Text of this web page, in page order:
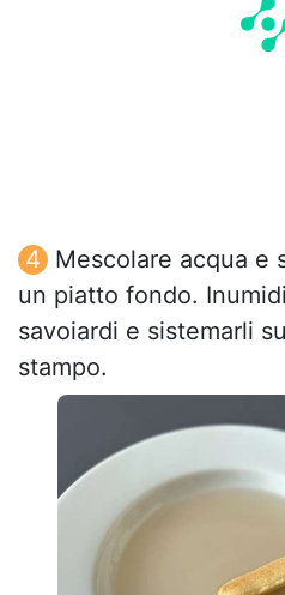
Mescolare acqua e
un piatto fondo.
savoiardi e sistemarli
stampo.